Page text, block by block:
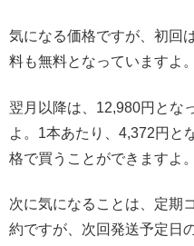
気になる価格ですが、初回
料も無料となっていますよ。
翌月以降は、12,980円とな
よ。1本あたり、4,372円と
格で買うことができますよ。
次に気になることは、定期
約ですが、次回発送予定日